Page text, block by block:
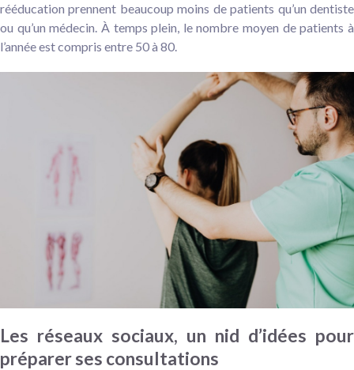
rééducation prennent beaucoup moins de patients qu’un dentiste
ou qu’un médecin. À temps plein, le nombre moyen de patients à
l’année est compris entre 50 à 80.
Les réseaux sociaux, un nid d’idées pour
préparer ses consultations